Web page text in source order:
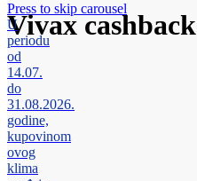
Vivax cashback
Press to skip carousel
U
periodu
od
14.07.
do
31.08.2026.
godine,
kupovinom
ovog
klima